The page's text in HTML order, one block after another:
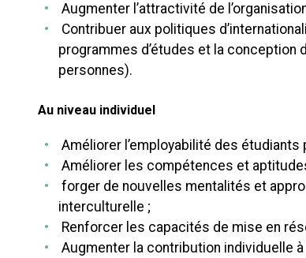
Augmenter l’attractivité de
Contribuer aux politiques
programmes d’études et la
personnes).
Au niveau individuel
Améliorer l’employabilité des étudiants
Améliorer les compétences et
forger de nouvelles mentalités et
interculturelle ;
Renforcer les capacités de mise en
Augmenter la contribution individuelle